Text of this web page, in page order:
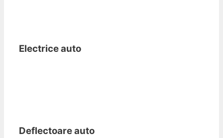
Electrice auto
Deflectoare auto